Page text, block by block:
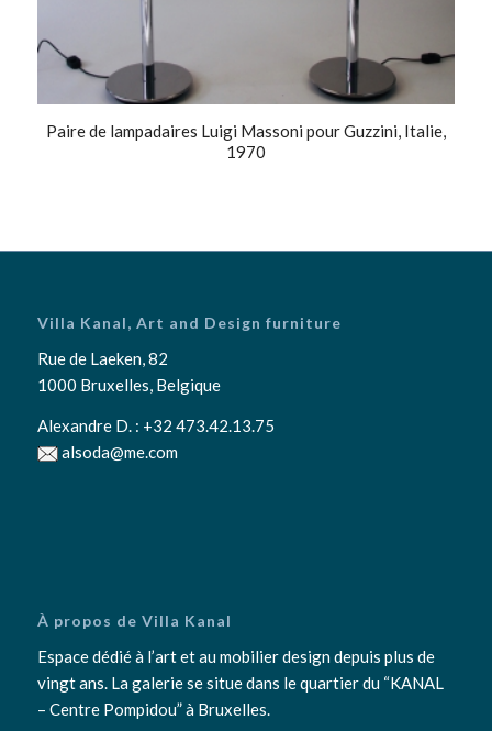
Paire de lampadaires Luigi Massoni pour Guzzini, Italie,
1970
Villa Kanal, Art and Design furniture
Rue de Laeken, 82
1000 Bruxelles, Belgique
Alexandre D. : +32 473.42.13.75
alsoda@me.com
À propos de Villa Kanal
Espace dédié à l’art et au mobilier design depuis plus de
vingt ans. La galerie se situe dans le quartier du “KANAL
– Centre Pompidou” à Bruxelles.